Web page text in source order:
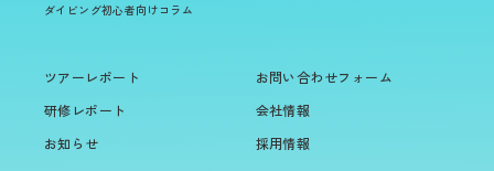
ダイビング初心者向けコラム
ツアーレポート
研修レポート
お知らせ
お問い合わせフォーム
会社情報
採用情報